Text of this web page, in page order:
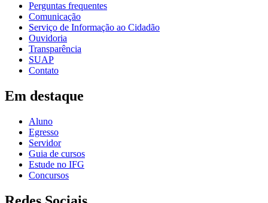
Perguntas frequentes
Comunicação
Serviço de Informação ao Cidadão
Ouvidoria
Transparência
SUAP
Contato
Em destaque
Aluno
Egresso
Servidor
Guia de cursos
Estude no IFG
Concursos